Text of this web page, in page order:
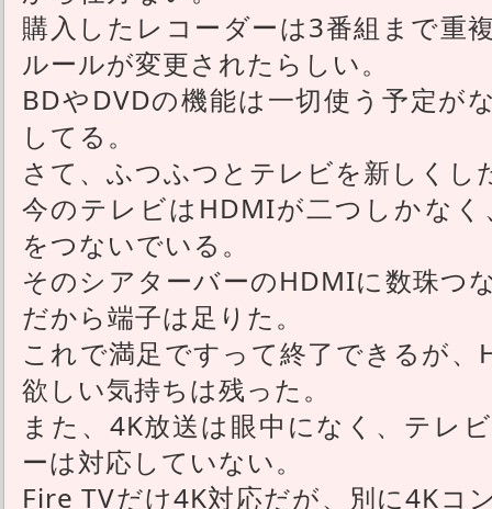
購入したレコーダーは3番組まで重
ルールが変更されたらしい。
BDやDVDの機能は一切使う予定が
してる。
さて、ふつふつとテレビを新しくし
今のテレビはHDMIが二つしかな
をつないでいる。
そのシアターバーのHDMIに数珠つ
だから端子は足りた。
これで満足ですって終了できるが
欲しい気持ちは残った。
また、4K放送は眼中になく、テレ
ーは対応していない。
Fire TVだけ4K対応だが、別に4Kコ